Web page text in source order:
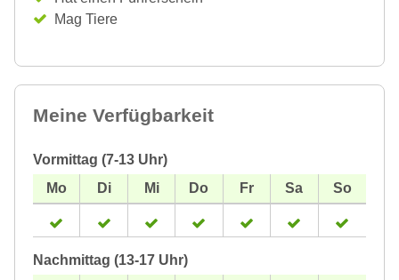
Mag Tiere
Meine Verfügbarkeit
Vormittag (7-13 Uhr)
Nachmittag (13-17 Uhr)